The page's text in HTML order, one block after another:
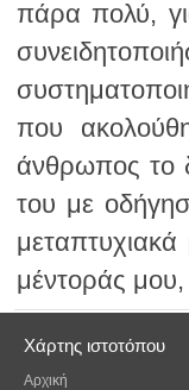
μέντοράς
Χάρτης ιστοτόπου
Αρχική